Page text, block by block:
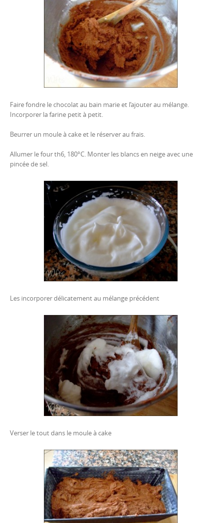
Faire fondre le chocolat au bain marie et l’ajouter au mélange.
Incorporer la farine petit à petit.
Beurrer un moule à cake et le réserver au frais.
Allumer le four th6, 180°C. Monter les blancs en neige avec une
pincée de sel.
Les incorporer délicatement au mélange précédent
Verser le tout dans le moule à cake